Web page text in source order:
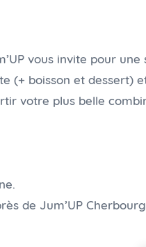
vous invite pour
(+ boisson et dessert)
votre plus belle
de Jum’UP